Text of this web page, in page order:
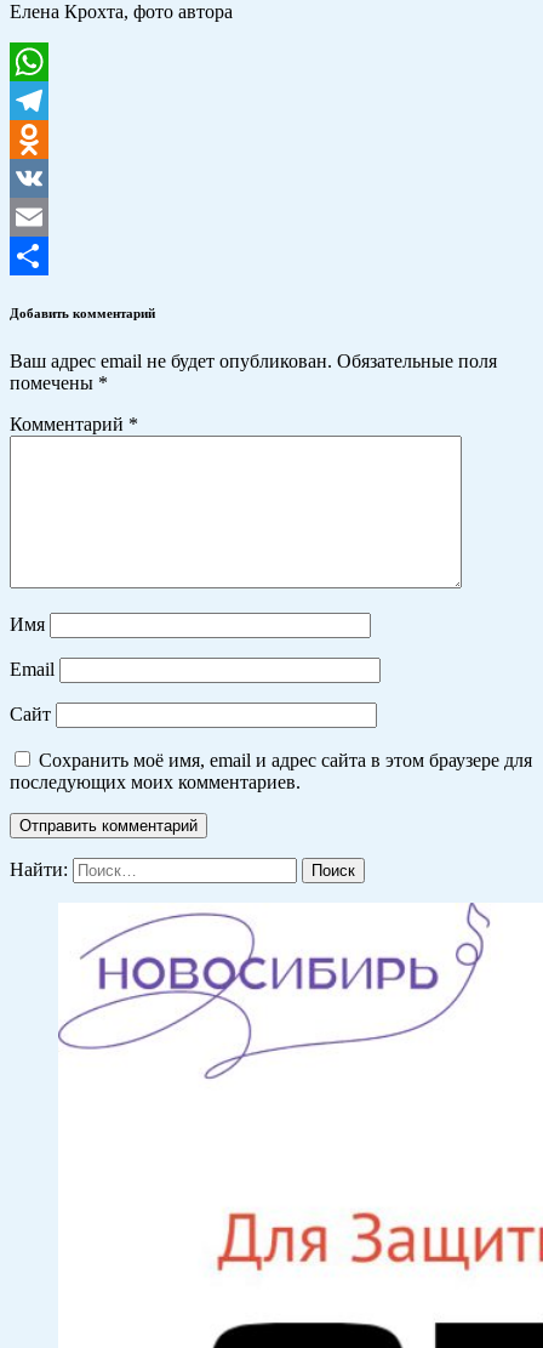
Елена Крохта, фото автора
WhatsApp
Telegram
Odnoklassniki
VK
Email
Добавить комментарий
Ваш адрес email не будет опубликован. Обязательные поля
помечены *
Комментарий *
Имя
Email
Сайт
Сохранить моё имя, email и адрес сайта в этом браузере для
последующих моих комментариев.
Найти: